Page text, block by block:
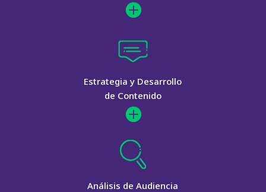

Estrategia y Desarrollo
de Contenido

Análisis de Audiencia